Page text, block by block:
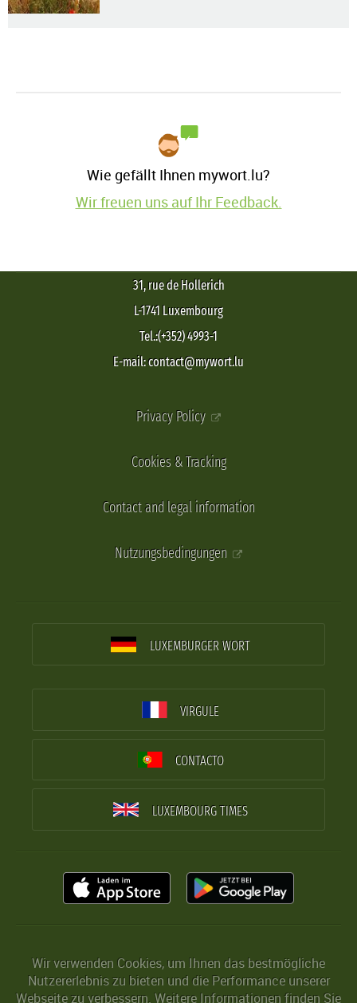
Wie gefällt Ihnen mywort.lu?
Wir freuen uns auf Ihr Feedback.
31, rue de Hollerich
L-1741 Luxembourg
Tel.:(+352) 4993-1
E-mail: contact@mywort.lu
Privacy Policy
Cookies & Tracking
Contact and legal information
Nutzungsbedingungen
LUXEMBURGER WORT
VIRGULE
CONTACTO
LUXEMBOURG TIMES
Wir verwenden Cookies, um Ihnen das bestmögliche
Nutzererlebnis zu bieten und die Performance unserer
Webseite zu verbessern. Weitere Informationen finden Sie